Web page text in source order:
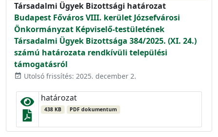
Társadalmi Ügyek Bizottsági határozat
Budapest Főváros VIII. kerület Józsefvárosi
Önkormányzat Képviselő-testületének
Társadalmi Ügyek Bizottsága 384/2025. (XI. 24.)
számú határozata rendkívüli települési
támogatásról
event_available Utolsó frissítés: 2025. december 2.
határozat
438 KB PDF dokumentum